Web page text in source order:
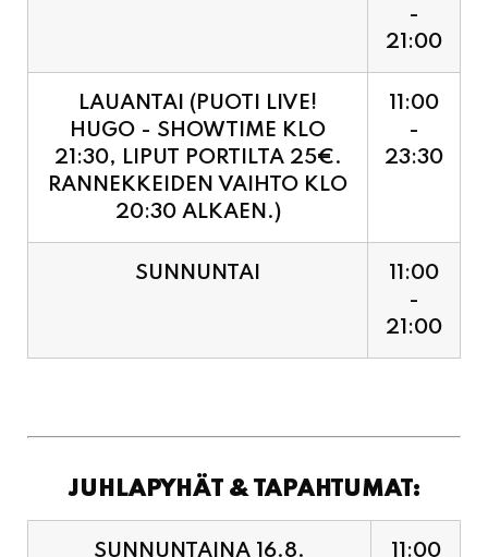
21:30, LIPUT PORTILTA 25€.
RANNEKKEIDEN VAIHTO KLO
20:30 ALKAEN.)
11:00
-
23:30
SUNNUNTAI
21:00
PALVELEMME KLO 11-19,
VIIMEISET TILAUKSET
KEITTIÖÖN KLO 18:30.
-
19:00